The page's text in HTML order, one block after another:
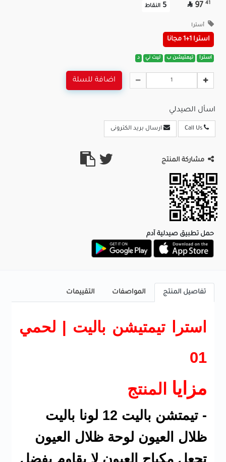
41
97

5 النقاط
أسترا
استرا 1+1 مجانا
استرا تيمتيشن ب ليت ني د
اضافة للسلة
اسأل الصيدلي
ارسال بريد الكترونى
مشاركة المنتج
حمل تطبيق صيدلية آدم
تفاصيل المنتج المواصفات التقييمات
استرا تيمتيشن باليت | لحمي
01
مزايا المنتج
- تيمتشن باليت 12 لونا باليت
ظلال العيون لوحة ظلال العيون
تجعل مكياج العيون لا يقاوم بفضل